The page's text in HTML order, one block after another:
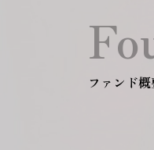
ファンド